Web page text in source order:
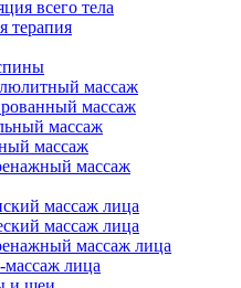
всего тела
терапия
массаж
массаж
массаж
массаж
массаж
массаж лица
массаж лица
массаж лица
лица